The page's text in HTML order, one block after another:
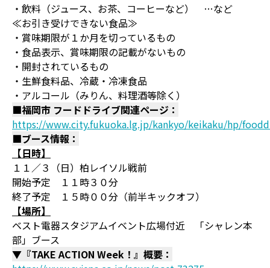
・飲料（ジュース、お茶、コーヒーなど） …など
≪お引き受けできない食品≫
・賞味期限が１か月を切っているもの
・食品表示、賞味期限の記載がないもの
・開封されているもの
・生鮮食料品、冷蔵・冷凍食品
・アルコール（みりん、料理酒等除く）
■福岡市 フードドライブ関連ページ：
https://www.city.fukuoka.lg.jp/kankyo/keikaku/hp/
■ブース情報：
【日時】
１１／３（日）柏レイソル戦前
開始予定 １１時３０分
終了予定 １５時００分（前半キックオフ）
【場所】
ベスト電器スタジアムイベント広場付近 「シャレン本
部」ブース
▼『TAKE ACTION Week！』概要：